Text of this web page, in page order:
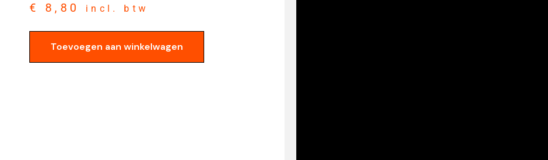
€ 8,80 incl. btw
Toevoegen aan winkelwagen